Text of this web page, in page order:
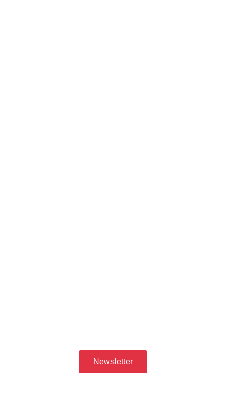
Newsletter